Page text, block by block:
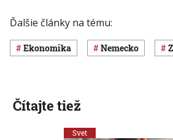
Ďalšie články na tému:
ekonomika Nemecko
Čítajte tiež
Svet